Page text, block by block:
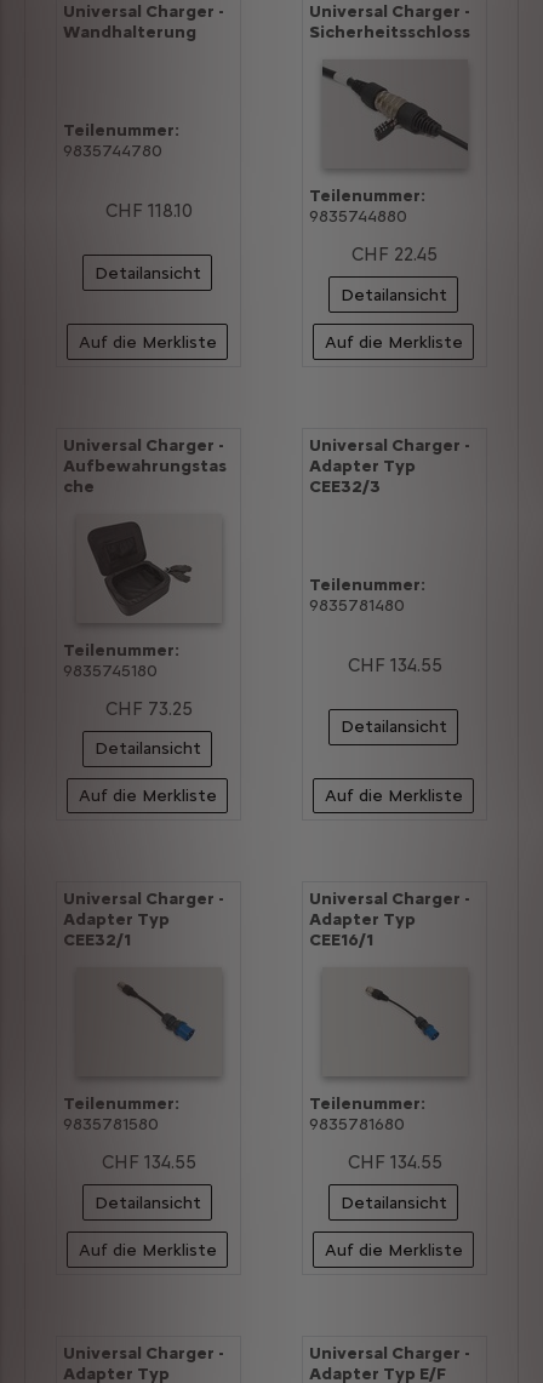
Universal Charger -
Wandhalterung
Teilenummer:
9835744780
CHF 118.10
Detailansicht
Auf die Merkliste
Universal Charger -
Sicherheitsschloss
Teilenummer:
9835744880
CHF 22.45
Detailansicht
Auf die Merkliste
Universal Charger -
Aufbewahrungstas
che
Teilenummer:
9835745180
CHF 73.25
Detailansicht
Auf die Merkliste
Universal Charger -
Adapter Typ
CEE32/3
Teilenummer:
9835781480
CHF 134.55
Detailansicht
Auf die Merkliste
Universal Charger -
Adapter Typ
CEE32/1
Teilenummer:
9835781580
CHF 134.55
Detailansicht
Auf die Merkliste
Universal Charger -
Adapter Typ
CEE16/1
Teilenummer:
9835781680
CHF 134.55
Detailansicht
Auf die Merkliste
Universal Charger -
Adapter Typ
Universal Charger -
Adapter Typ E/F